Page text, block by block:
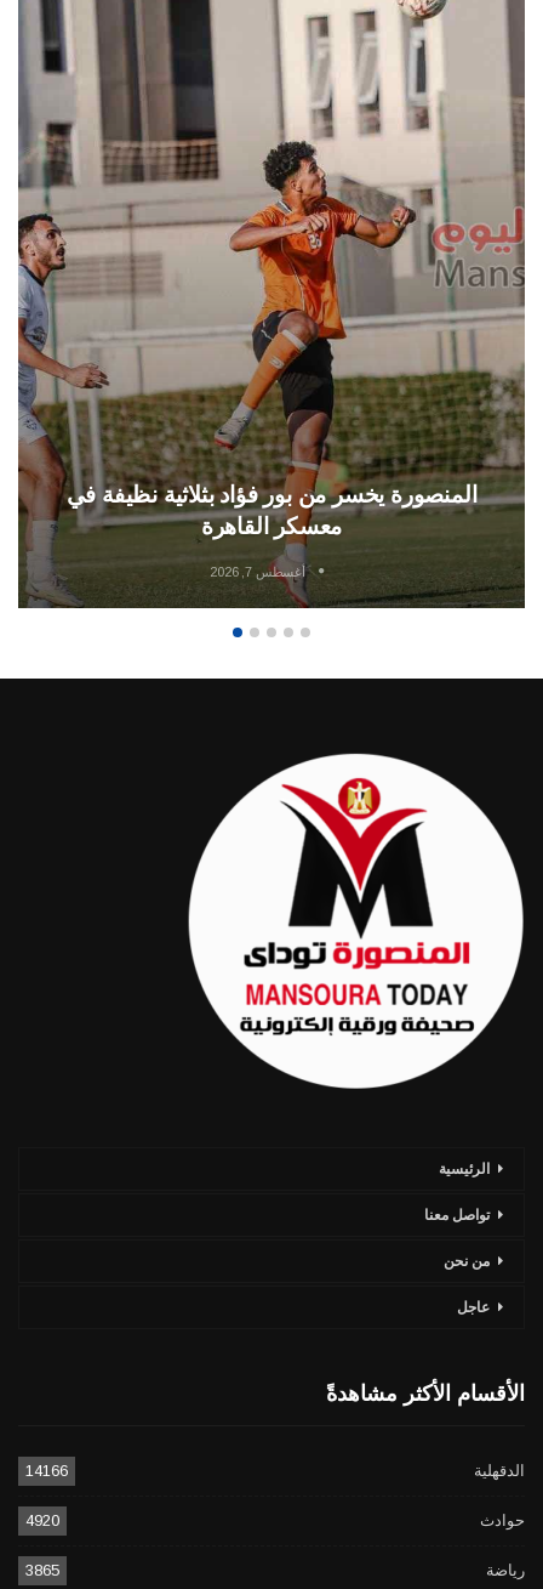
المنصورة يخسر من بور فؤاد بثلاثية نظيفة في
معسكر القاهرة
أغسطس 7, 2026
الرئيسية
تواصل معنا
من نحن
عاجل
الأقسام الأكثر مشاهدةً
الدقهلية 14166
حوادث 4920
رياضة 3865